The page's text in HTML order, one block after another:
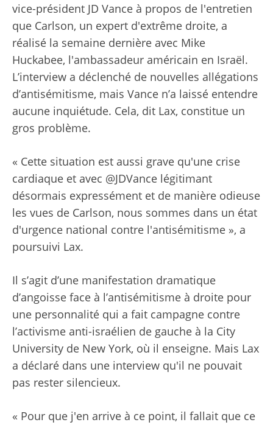
vice-président JD Vance à propos de l'entretien
que Carlson, un expert d'extrême droite, a
réalisé la semaine dernière avec Mike
Huckabee, l'ambassadeur américain en Israël.
L’interview a déclenché de nouvelles allégations
d’antisémitisme, mais Vance n’a laissé entendre
aucune inquiétude. Cela, dit Lax, constitue un
gros problème.
« Cette situation est aussi grave qu'une crise
cardiaque et avec @JDVance légitimant
désormais expressément et de manière odieuse
les vues de Carlson, nous sommes dans un état
d'urgence national contre l'antisémitisme », a
poursuivi Lax.
Il s’agit d’une manifestation dramatique
d’angoisse face à l’antisémitisme à droite pour
une personnalité qui a fait campagne contre
l’activisme anti-israélien de gauche à la City
University de New York, où il enseigne. Mais Lax
a déclaré dans une interview qu'il ne pouvait
pas rester silencieux.
« Pour que j'en arrive à ce point, il fallait que ce